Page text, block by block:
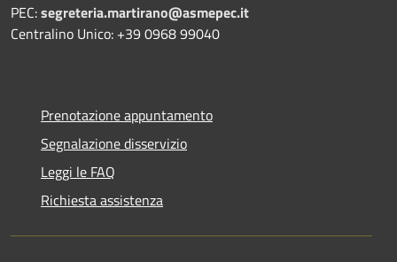
PEC:segreteria.martirano@asmepec.it
Centralino Unico: +39 0968 99040
Prenotazione appuntamento
Segnalazione disservizio
Leggi le FAQ
Richiesta assistenza